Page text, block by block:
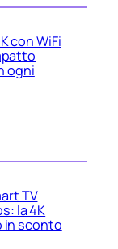
con WiFi
ogni
TV
la 4K
in sconto